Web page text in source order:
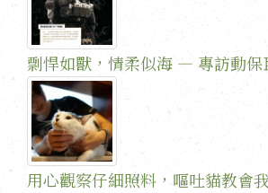
剽悍如獸，情柔似海 — 專訪動保
用心觀察仔細照料，嘔吐貓教會